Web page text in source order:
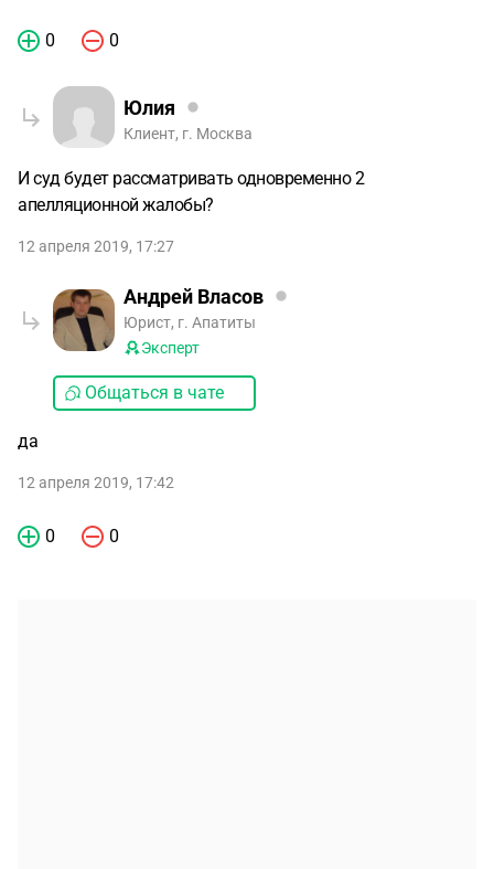
0 0
Юлия
Клиент, г. Москва
И суд будет рассматривать одновременно 2
апелляционной жалобы?
12 апреля 2019, 17:27
Андрей Власов
Юрист, г. Апатиты
Эксперт
Общаться в чате
да
12 апреля 2019, 17:42
0 0